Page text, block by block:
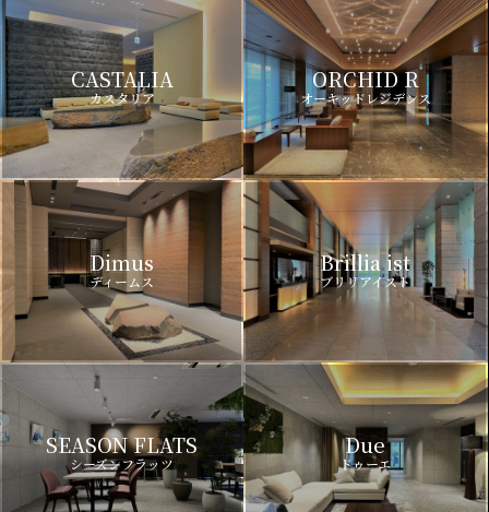
CASTALIA
カスタリア
ORCHID R
オーキッドレジデンス
Dimus
ディームス
Brillia ist
ブリリアイスト
SEASON FLATS
シーズンフラッツ
Due
ドゥーエ